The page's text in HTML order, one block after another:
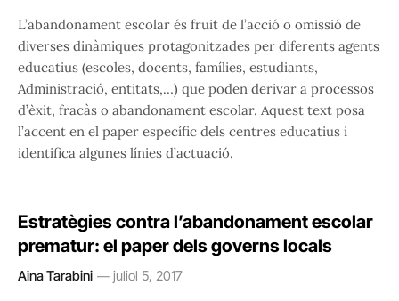
L’abandonament escolar és fruit de l’acció o omissió de
diverses dinàmiques protagonitzades per diferents agents
educatius (escoles, docents, famílies, estudiants,
Administració, entitats,…) que poden derivar a processos
d’èxit, fracàs o abandonament escolar. Aquest text posa
l’accent en el paper específic dels centres educatius i
identifica algunes línies d’actuació.
Estratègies contra l’abandonament escolar
prematur: el paper dels governs locals
Aina Tarabini juliol 5, 2017